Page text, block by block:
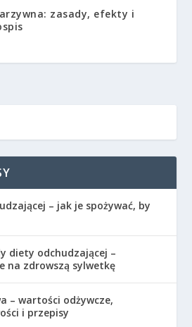
zasady, efekty i
– jak je spożywać, by
diety odchudzającej –
na zdrowszą sylwetkę
– wartości odżywcze,
i przepisy